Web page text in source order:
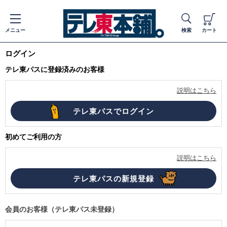
メニュー 検索 カート
ログイン
テレ東パスに登録済みのお客様
説明はこちら
初めてご利用の方
説明はこちら
会員のお客様（テレ東パス未登録）